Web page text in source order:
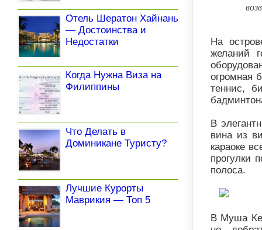
На
желаний
огромная
теннис,
В
вина из
караоке
прогулки
полоса.
В Муша
Отель Шератон Хайнань
— Достоинства и
Недостатки
Когда Нужна Виза на
Филиппины
Что Делать в
Доминикане Туристу?
Лучшие Курорты
Маврикия — Топ 5